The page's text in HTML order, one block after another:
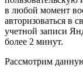
в любой момент
авторизоваться в
учетной записи
более 2 минут.
Рассмотрим